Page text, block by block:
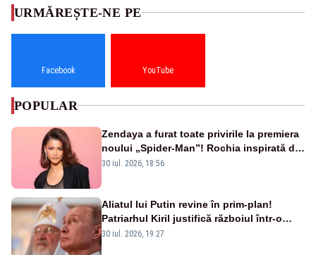
URMĂREȘTE-NE PE
Facebook YouTube
POPULAR
Zendaya a furat toate privirile la premiera
noului „Spider-Man”! Rochia inspirată de
pânza de păianjen a făcut senzație
30 iul. 2026, 18:56
Aliatul lui Putin revine în prim-plan!
Patriarhul Kiril justifică războiul într-o
nouă carte
30 iul. 2026, 19:27